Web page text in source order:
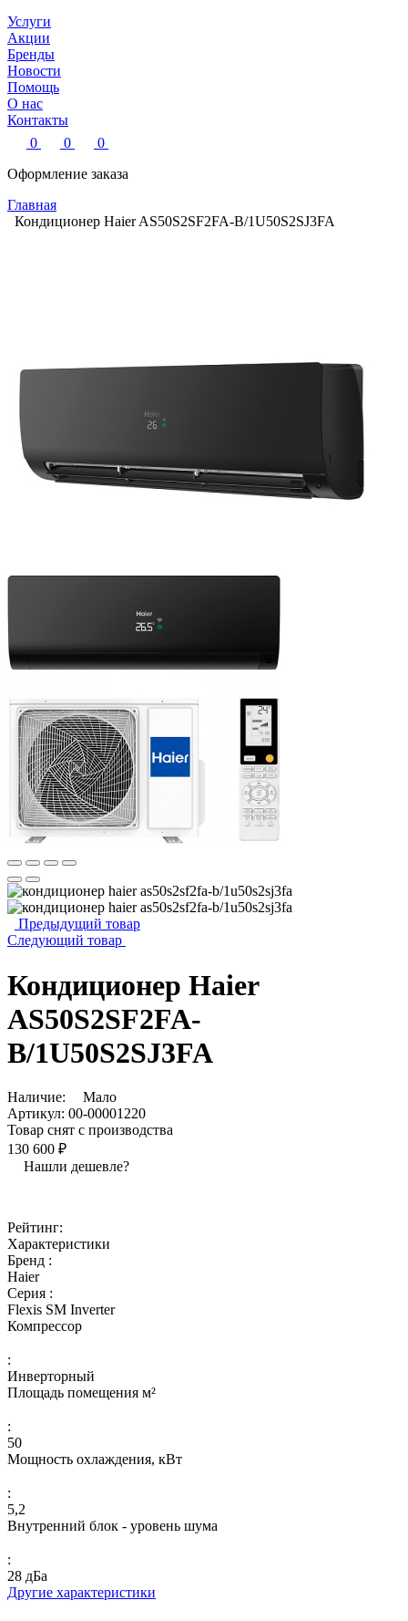
Услуги
Акции
Бренды
Новости
Помощь
О нас
Контакты
0
0
0
Оформление заказа
Главная
Кондиционер Haier AS50S2SF2FA-B/1U50S2SJ3FA
Предыдущий товар
Следующий товар
Кондиционер Haier
AS50S2SF2FA-
B/1U50S2SJ3FA
Наличие:
Мало
Артикул: 00-00001220
Товар снят с производства
130 600 ₽
Нашли дешевле?
Рейтинг:
Характеристики
Бренд :
Haier
Серия :
Flexis SM Inverter
Компрессор
:
Инверторный
Площадь помещения м²
:
50
Мощность охлаждения, кВт
:
5,2
Внутренний блок - уровень шума
:
28 дБа
Другие характеристики